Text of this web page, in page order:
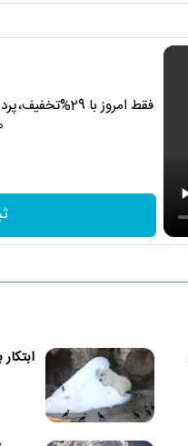
فقط امروز با